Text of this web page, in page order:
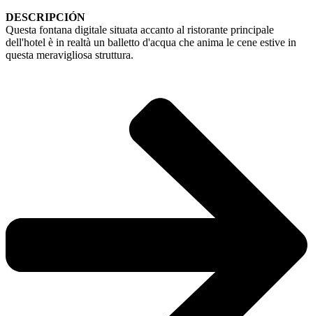
DESCRIPCIÓN
Questa fontana digitale situata accanto al ristorante principale
dell'hotel è in realtà un balletto d'acqua che anima le cene estive in
questa meravigliosa struttura.